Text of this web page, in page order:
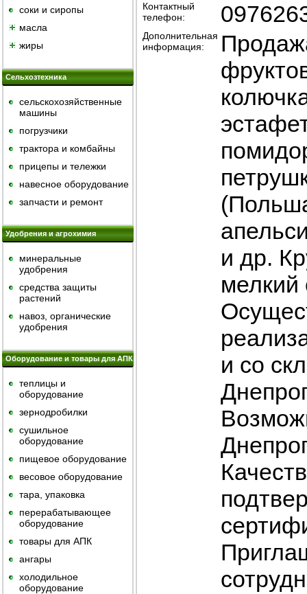
cоки и сиропы
масла
жиры
Сельхозтехника
сельскохозяйственные
машины
погрузчики
трактора и комбайны
прицепы и тележки
навесное оборудование
запчасти и ремонт
Удобрения и агрохимия
минеральные
удобрения
средства защиты
растений
навоз, органические
удобрения
Оборудование и товары для АПК
теплицы и
оборудование
зернодробилки
сушильное
оборудование
пищевое оборудование
весовое оборудование
тара, упаковка
перерабатывающее
оборудование
товары для АПК
ангары
холодильное
оборудование
Контактный
телефон:
Дополнительная
информация:
и др.
мелкий
и со